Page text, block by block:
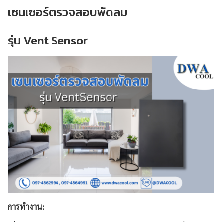
เซนเซอร์ตรวจสอบพัดลม
รุ่น Vent Sensor
การทำงาน: